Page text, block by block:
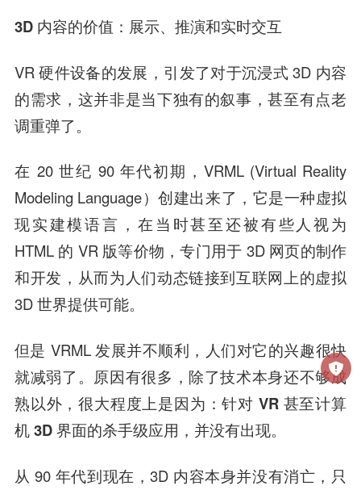
3D 内容的价值：展示、推演和实时交互
VR 硬件设备的发展，引发了对于沉浸式 3D 内容
的需求，这并非是当下独有的叙事，甚至有点老
调重弹了。
在 20 世纪 90 年代初期，VRML (Virtual Reality
Modeling Language）创建出来了，它是一种虚拟
现实建模语言，在当时甚至还被有些人视为
HTML 的 VR 版等价物，专门用于 3D 网页的制作
和开发，从而为人们动态链接到互联网上的虚拟
3D 世界提供可能。
但是 VRML 发展并不顺利，人们对它的兴趣很快
就减弱了。原因有很多，除了技术本身还不够成
熟以外，很大程度上是因为：针对 VR 甚至计算
机 3D 界面的杀手级应用，并没有出现。
从 90 年代到现在，3D 内容本身并没有消亡，只